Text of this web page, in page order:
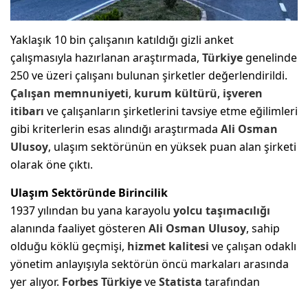
Yaklaşık 10 bin çalışanın katıldığı gizli anket
çalışmasıyla hazırlanan araştırmada, Türkiyegenelinde
250 ve üzeri çalışanı bulunan şirketler değerlendirildi.
Çalışan memnuniyeti, kurum kültürü, işveren
itibarı ve çalışanların şirketlerini tavsiye etme eğilimleri
gibi kriterlerin esas alındığı araştırmada Ali Osman
Ulusoy, ulaşım sektörünün en yüksek puan alan şirketi
olarak öne çıktı.
Ulaşım Sektöründe Birincilik
1937 yılından bu yana karayolu yolcu taşımacılığı
alanında faaliyet gösteren Ali Osman Ulusoy, sahip
olduğu köklü geçmişi, hizmet kalitesi ve çalışan odaklı
yönetim anlayışıyla sektörün öncü markaları arasında
yer alıyor. ForbesTürkiyeveStatista tarafından